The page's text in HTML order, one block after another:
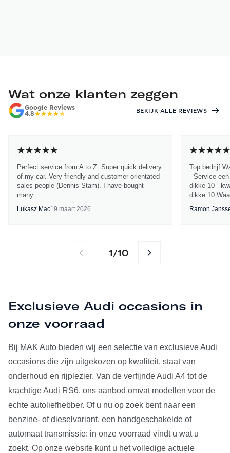
Wat onze klanten zeggen
Google Reviews
4.8
BEKIJK ALLE REVIEWS
Perfect service from A to Z. Super quick delivery
of my car. Very friendly and customer orientated
sales people (Dennis Stam). I have bought
many...
Lukasz Mac19 maart 2026
Top bedrijf
- Service
dikke 10 -
dikke 10
Ramon
1/10
Exclusieve Audi occasions in
onze voorraad
Bij MAK Auto bieden wij een selectie van exclusieve Audi
occasions die zijn uitgekozen op kwaliteit, staat van
onderhoud en rijplezier. Van de verfijnde Audi A4 tot de
krachtige Audi RS6, ons aanbod omvat modellen voor de
echte autoliefhebber. Of u nu op zoek bent naar een
benzine- of dieselvariant, een handgeschakelde of
automaat transmissie: in onze voorraad vindt u wat u
zoekt. Op onze website kunt u het volledige actuele